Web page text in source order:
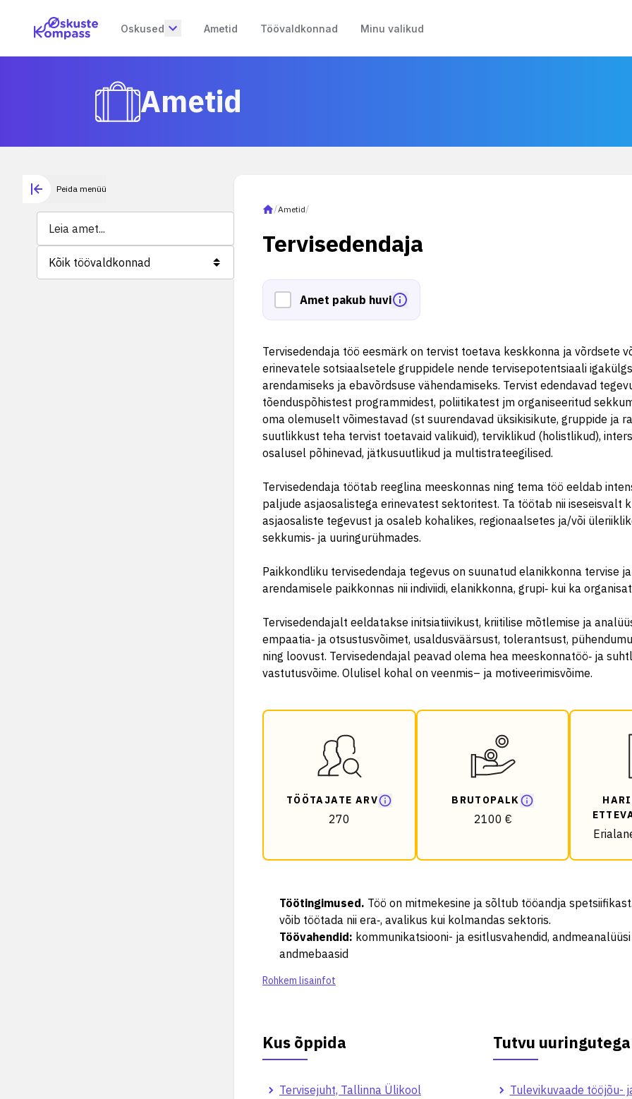
Oskused Ametid Töövaldkonnad Minu valikud
Ametid
Peida menüü
Kõik töövaldkonnad
/Ametid/
Tervisedendaja
Amet pakub huvi
Tervisedendaja töö eesmärk on tervist toetava keskkonna ja võrdsete
erinevatele sotsiaalsetele gruppidele nende tervisepotentsiaali
arendamiseks ja ebavõrdsuse vähendamiseks. Tervist edendavad
tõenduspõhistest programmidest, poliitikatest jm organiseeritud
oma olemuselt võimestavad (st suurendavad üksikisikute, gruppide ja
suutlikkust teha tervist toetavaid valikuid), terviklikud (holistlikud),
osalusel põhinevad, jätkusuutlikud ja multistrateegilised.
Tervisedendaja töötab reeglina meeskonnas ning tema töö eeldab
paljude asjaosalistega erinevatest sektoritest. Ta töötab nii iseseisvalt
asjaosaliste tegevust ja osaleb kohalikes, regionaalsetes ja/või
sekkumis‑ ja uuringurühmades.
Paikkondliku tervisedendaja tegevus on suunatud elanikkonna tervise
arendamisele paikkonnas nii indiviidi, elanikkonna, grupi‑ kui ka
Tervisedendajalt eeldatakse initsiatiivikust, kriitilise mõtlemise ja
empaatia‑ ja otsustusvõimet, usaldusväärsust, tolerantsust,
ning loovust. Tervisedendajal peavad olema hea meeskonnatöö‑ ja
vastutusvõime. Olulisel kohal on veenmis– ja motiveerimisvõime.
TÖÖTAJATE ARV
270
BRUTOPALK
2100 €
Töötingimused. Töö on mitmekesine ja sõltub tööandja
võib töötada nii era‑, avalikus kui kolmandas sektoris.
Töövahendid: kommunikatsiooni- ja esitlusvahendid,
andmebaasid
Rohkem lisainfot
Kus õppida
Tervisejuht, Tallinna Ülikool
Tutvu uuringutega
Tulevikuvaade tööjõu-